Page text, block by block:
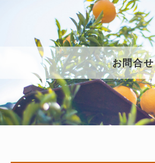
お問合せ